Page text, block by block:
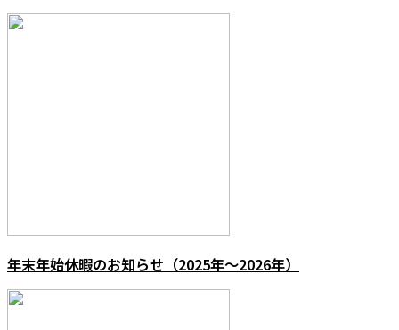
年末年始休暇のお知らせ（2025年～2026年）